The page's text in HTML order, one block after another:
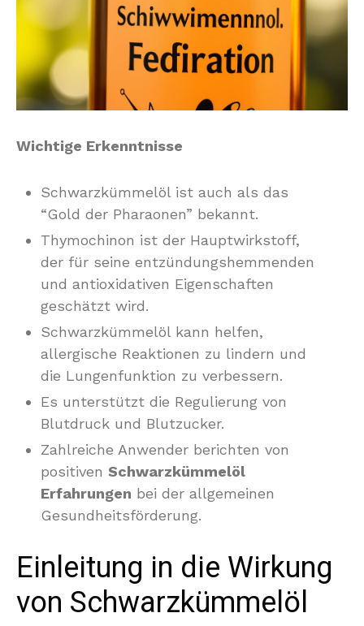
Wichtige Erkenntnisse
Schwarzkümmelöl ist auch als das
“Gold der Pharaonen” bekannt.
Thymochinon ist der Hauptwirkstoff,
der für seine entzündungshemmenden
und antioxidativen Eigenschaften
geschätzt wird.
Schwarzkümmelöl kann helfen,
allergische Reaktionen zu lindern und
die Lungenfunktion zu verbessern.
Es unterstützt die Regulierung von
Blutdruck und Blutzucker.
Zahlreiche Anwender berichten von
positiven Schwarzkümmelöl
Erfahrungen bei der allgemeinen
Gesundheitsförderung.
Einleitung in die Wirkung
von Schwarzkümmelöl